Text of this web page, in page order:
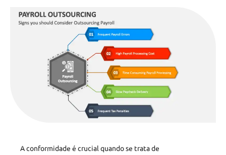
A conformidade é crucial quando se trata de